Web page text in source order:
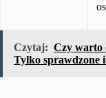
Czytaj: Czy warto
Tylko sprawdzone